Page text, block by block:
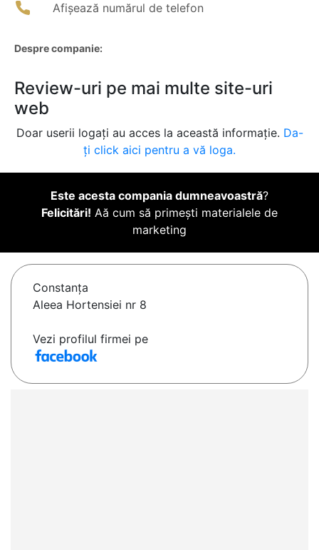
Afișează numărul de telefon
Despre companie:
Review-uri pe mai multe site-uri
web
Doar userii logați au acces la această informație. Da-
ți click aici pentru a vă loga.
Este acesta compania dumneavoastră?
Felicitări! Aă cum să primești materialele de
marketing
Constanţa
Aleea Hortensiei nr 8
Vezi profilul firmei pe